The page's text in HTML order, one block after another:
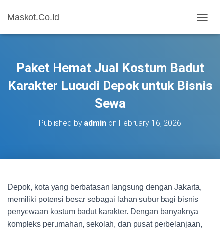
Maskot.Co.Id
O
L
E
N
A
Paket Hemat Jual Kostum Badut
Karakter Lucudi Depok untuk Bisnis
Sewa
Published by admin on February 16, 2026
Depok, kota yang berbatasan langsung dengan Jakarta,
memiliki potensi besar sebagai lahan subur bagi bisnis
penyewaan kostum badut karakter. Dengan banyaknya
kompleks perumahan, sekolah, dan pusat perbelanjaan,